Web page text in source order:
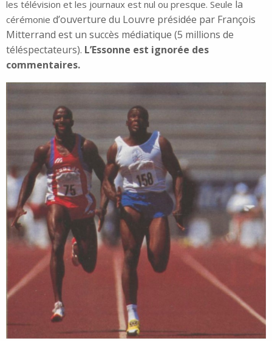
les télévision et les journaux est nul ou presque. Seule la
cérémonie d’ouverture du Louvre présidée par François
Mitterrand est un succès médiatique (5 millions de
téléspectateurs). L’Essonne est ignorée des
commentaires.